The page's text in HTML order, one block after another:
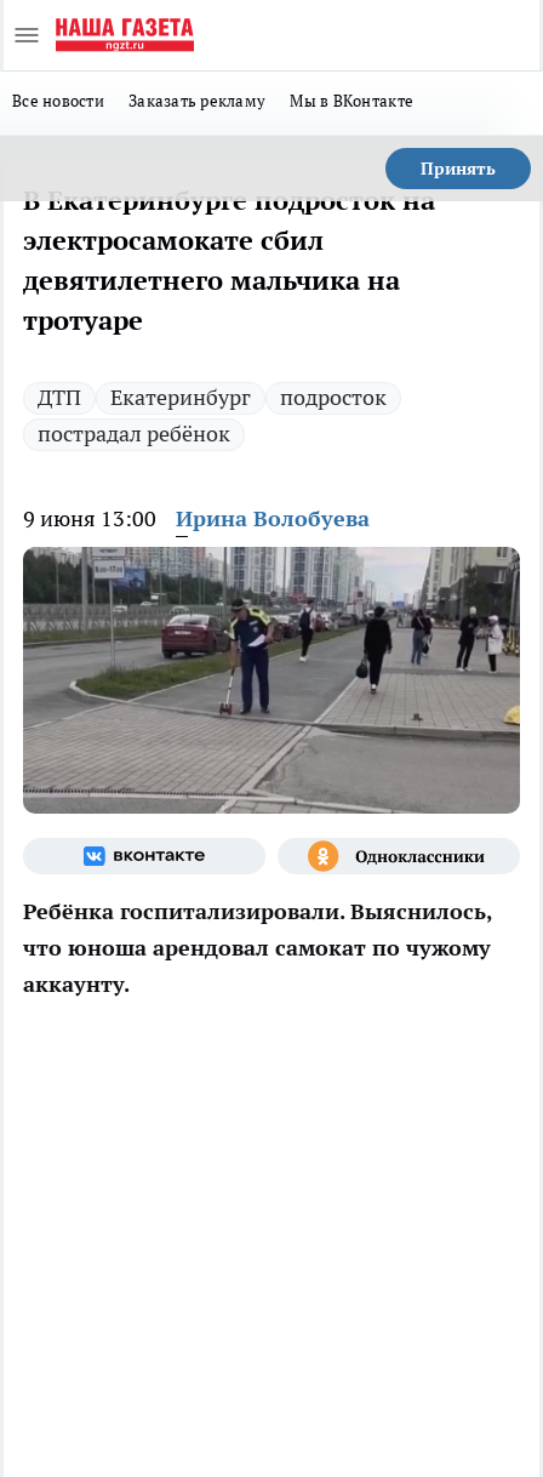
Все новости Заказать рекламу Мы в ВКонтакте
Принять
В Екатеринбурге подросток на
электросамокате сбил
девятилетнего мальчика на
тротуаре
ДТП Екатеринбург
подросток
пострадал ребёнок
9 июня 13:00 Ирина Волобуева
Ребёнка госпитализировали. Выяснилось,
что юноша арендовал самокат по чужому
аккаунту.